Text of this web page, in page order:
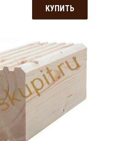
КУПИТЬ